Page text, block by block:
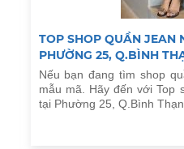
TOP SHOP QUẦN JEAN
PHƯỜNG 25, Q.BÌNH
Nếu bạn đang tìm shop
mẫu mã. Hãy đến với Top
tại Phường 25, Q.Bình